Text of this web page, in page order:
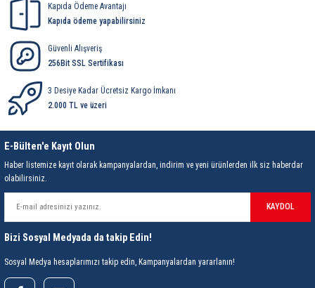
3 Desiye Kadar Ücretsiz Kargo İmkanı
2.000 TL ve üzeri
Kapıda Ödeme Avantajı
Kapıda ödeme yapabilirsiniz
Güvenli Alışveriş
256Bit SSL Sertifikası
E-Bülten'e Kayıt Olun
Haber listemize kayıt olarak kampanyalardan, indirim ve yeni ürünlerden ilk siz haberdar
olabilirsiniz.
KAYDOL
Bizi Sosyal Medyada da takip Edin!
Sosyal Medya hesaplarımızı takip edin, Kampanyalardan yararlanın!